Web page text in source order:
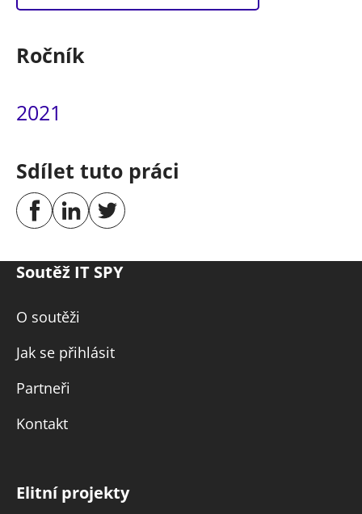
Ročník
2021
Sdílet tuto práci
Soutěž IT SPY
O soutěži
Jak se přihlásit
Partneři
Kontakt
Elitní projekty